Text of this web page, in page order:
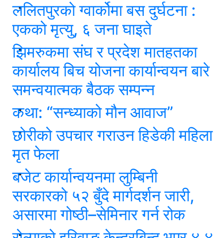
ललितपुरको ग्वार्कोमा बस दुर्घटना :
एकको मृत्यु, ६ जना घाइते
झिमरुकमा संघ र प्रदेश मातहतका
कार्यालय बिच योजना कार्यान्वयन बारे
समन्वयात्मक बैठक सम्पन्न
कथा: “सन्ध्याको मौन आवाज”
छोरीको उपचार गराउन हिडेकी महिला
मृत फेला
बजेट कार्यान्वयनमा लुम्बिनी
सरकारको ५२ बुँदे मार्गदर्शन जारी,
असारमा गोष्ठी–सेमिनार गर्न रोक